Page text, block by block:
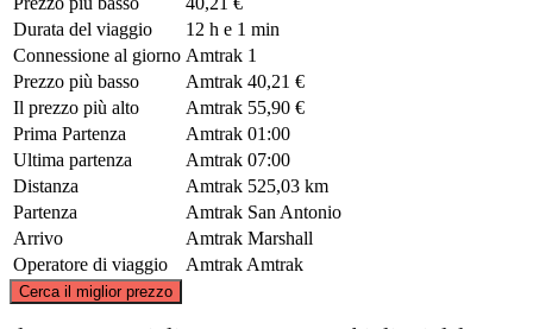
Durata del viaggio
12 h e 1 min
Connessione al giorno Amtrak 1
Prezzo più basso
Amtrak 40,21 €
Il prezzo più alto
Amtrak 55,90 €
Prima Partenza
Amtrak 01:00
Ultima partenza
Amtrak 07:00
Distanza
Amtrak 525,03 km
Partenza
Amtrak San Antonio
Arrivo
Amtrak Marshall
Operatore di viaggio
Amtrak Amtrak
Cerca il miglior prezzo
©CARTO